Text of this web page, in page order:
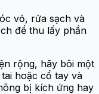
vỏ, rửa sạch và
để thu lấy phần
rộng, hãy bôi một
hoặc cổ tay và
bị kích ứng hay